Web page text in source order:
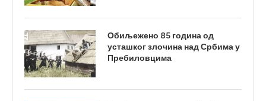
Обиљежено 85 година од
усташког злочина над Србима у
Пребиловцима